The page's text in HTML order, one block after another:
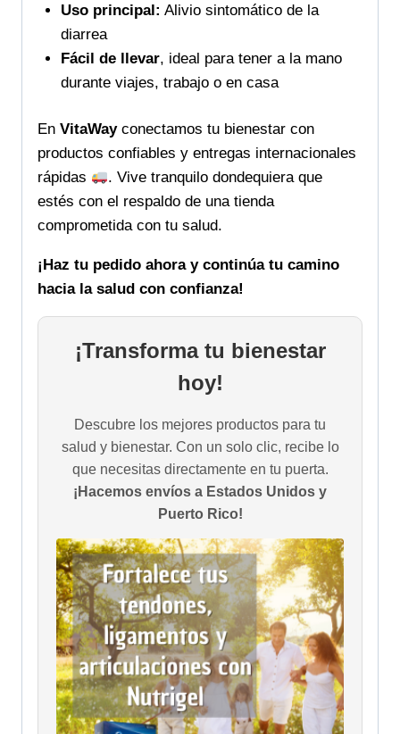
Uso principal: Alivio sintomático de la
diarrea
Fácil de llevar, ideal para tener a la mano
durante viajes, trabajo o en casa
En VitaWayconectamos tu bienestar con
productos confiables y entregas internacionales
rápidas
. Vive tranquilo dondequiera que
estés con el respaldo de una tienda
comprometida con tu salud.
¡Haz tu pedido ahora y continúa tu camino
hacia la salud con confianza!
¡Transforma tu bienestar
hoy!
Descubre los mejores productos para tu
salud y bienestar. Con un solo clic, recibe lo
que necesitas directamente en tu puerta.
¡Hacemos envíos a Estados Unidos y
Puerto Rico!